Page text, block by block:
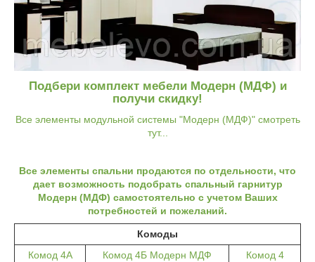
Подбери комплект мебели Модерн (МДФ) и
получи скидку!
Все элементы модульной системы "Модерн (МДФ)" смотреть
тут...
Все элементы спальни продаются по отдельности, что
дает возможность подобрать спальный гарнитур
Модерн (МДФ) самостоятельно с учетом Ваших
потребностей и пожеланий.
Комоды
Комод 4А
Комод 4Б Модерн МДФ
Комод 4